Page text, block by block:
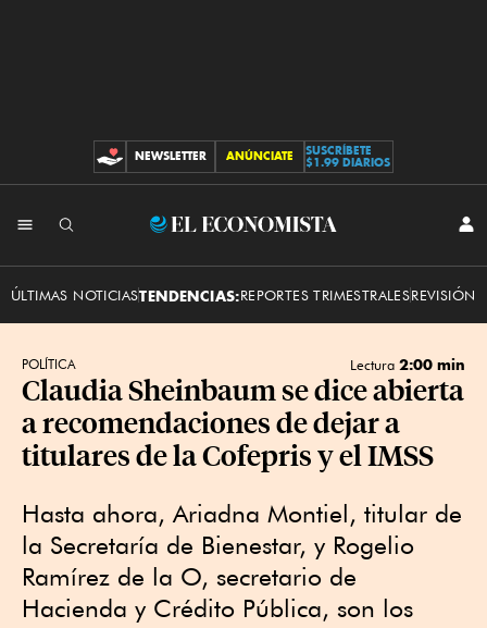
CONTRIBUCIONES
NEWSLETTER ANÚNCIATE
SUSCRÍBETE
$1.99 DIARIOS
El
ÚLTIMAS NOTICIASTENDENCIAS:REPORTES TRIMESTRALESREVISIÓN
POLÍTICA Lectura 2:00 min
Claudia Sheinbaum se dice abierta
a recomendaciones de dejar a
titulares de la Cofepris y el IMSS
Hasta ahora, Ariadna Montiel, titular de
la Secretaría de Bienestar, y Rogelio
Ramírez de la O, secretario de
Hacienda y Crédito Pública, son los